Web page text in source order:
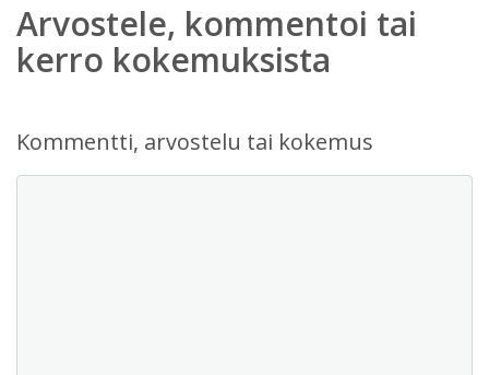
Arvostele, kommentoi tai
kerro kokemuksista
Kommentti, arvostelu tai kokemus